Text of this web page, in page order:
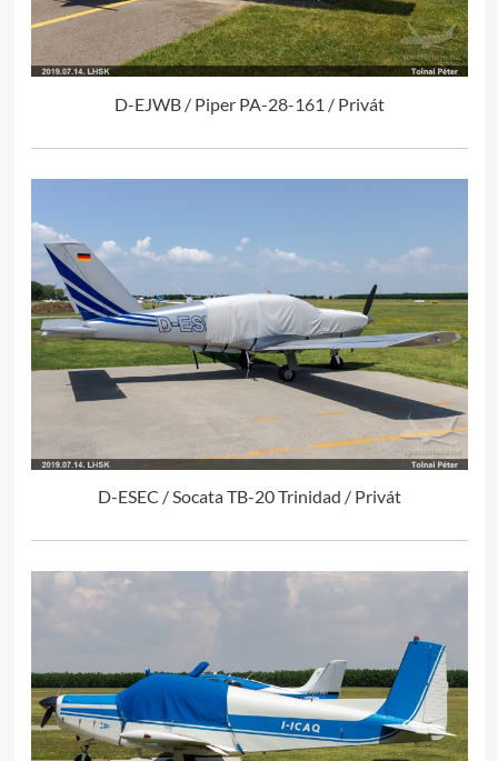
D-EJWB / Piper PA-28-161 / Privát
D-ESEC / Socata TB-20 Trinidad / Privát